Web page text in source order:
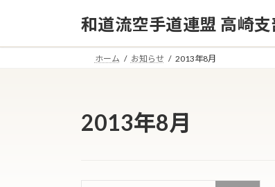
和道流空手道連盟 高崎
ホーム お知らせ 2013年8月
2013年8月